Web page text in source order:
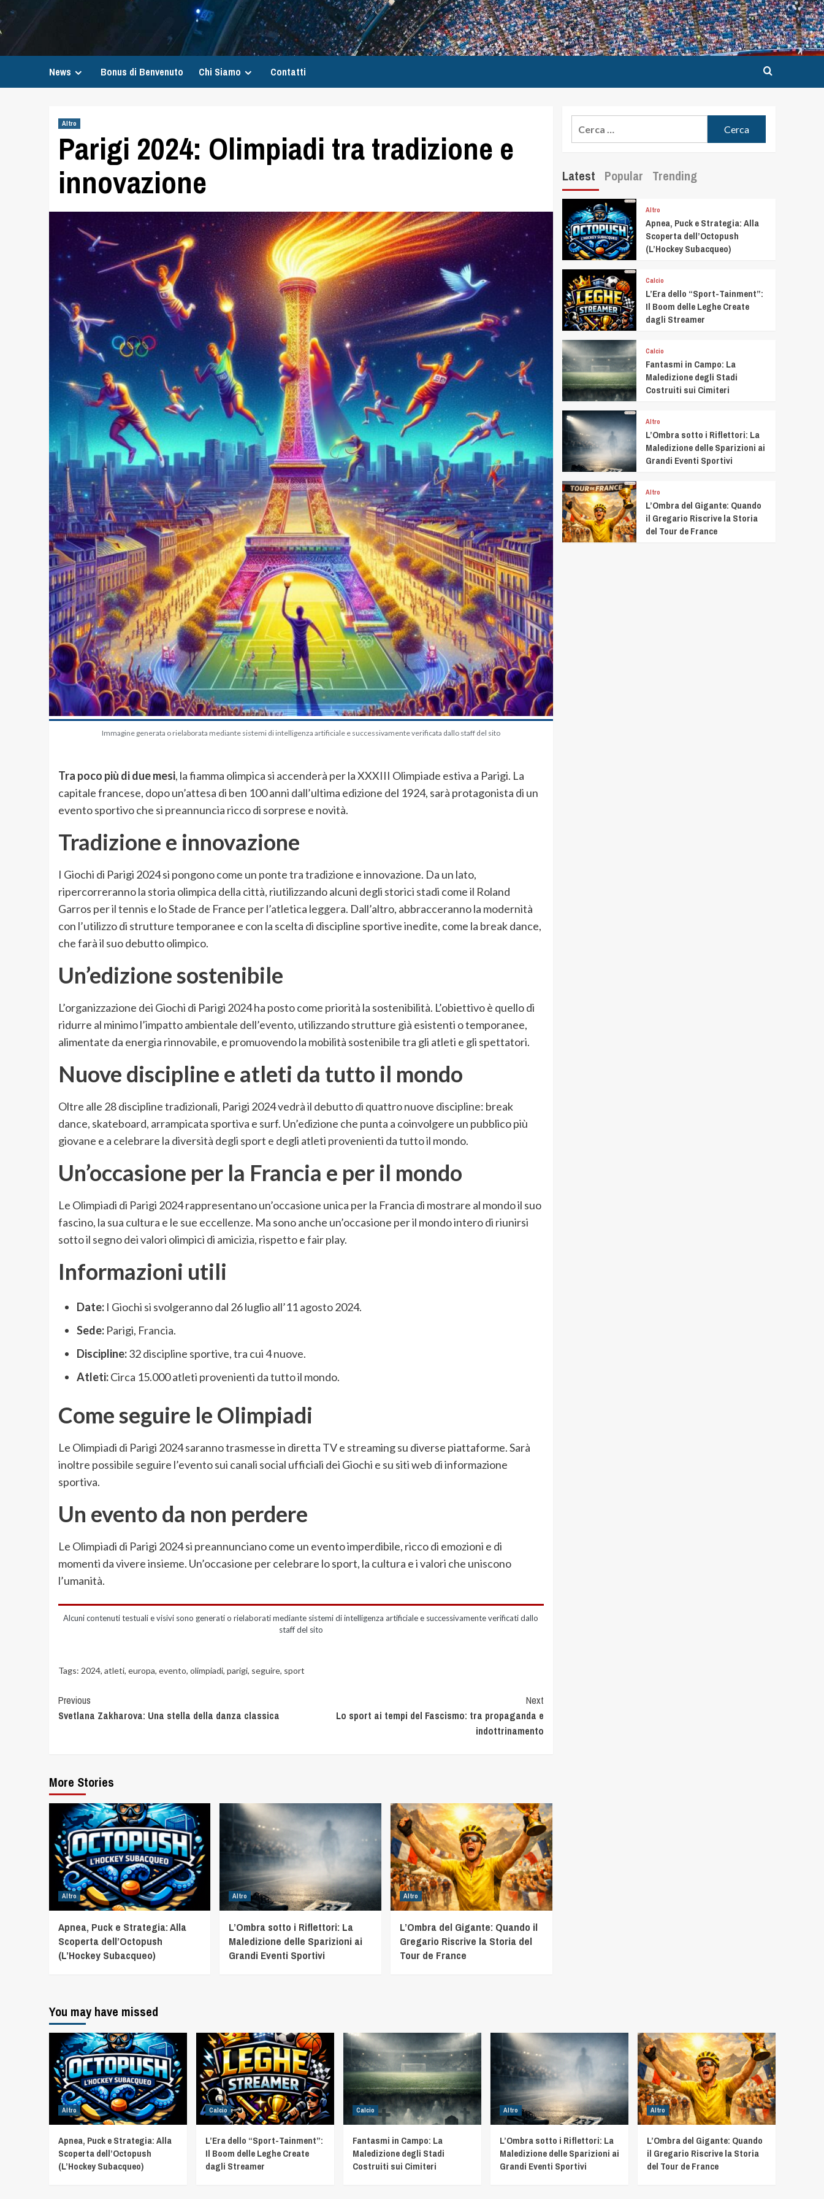
News Bonus di Benvenuto Chi Siamo Contatti
Altro
Parigi 2024: Olimpiadi tra tradizione e
innovazione
Immagine generata o rielaborata mediante sistemi di intelligenza artificiale e successivamente verificata dallo staff del sito
Tra poco più di due mesi, la fiamma olimpica si accenderà per la XXXIII Olimpiade estiva a Parigi. La
capitale francese, dopo un’attesa di ben 100 anni dall’ultima edizione del 1924, sarà protagonista di un
evento sportivo che si preannuncia ricco di sorprese e novità.
Tradizione e innovazione
I Giochi di Parigi 2024 si pongono come un ponte tra tradizione e innovazione. Da un lato,
ripercorreranno la storia olimpica della città, riutilizzando alcuni degli storici stadi come il Roland
Garros per il tennis e lo Stade de France per l’atletica leggera. Dall’altro, abbracceranno la modernità
con l’utilizzo di strutture temporanee e con la scelta di discipline sportive inedite, come la break dance,
che farà il suo debutto olimpico.
Un’edizione sostenibile
L’organizzazione dei Giochi di Parigi 2024 ha posto come priorità la sostenibilità. L’obiettivo è quello di
ridurre al minimo l’impatto ambientale dell’evento, utilizzando strutture già esistenti o temporanee,
alimentate da energia rinnovabile, e promuovendo la mobilità sostenibile tra gli atleti e gli spettatori.
Nuove discipline e atleti da tutto il mondo
Oltre alle 28 discipline tradizionali, Parigi 2024 vedrà il debutto di quattro nuove discipline: break
dance, skateboard, arrampicata sportiva e surf. Un’edizione che punta a coinvolgere un pubblico più
giovane e a celebrare la diversità degli sport e degli atleti provenienti da tutto il mondo.
Un’occasione per la Francia e per il mondo
Le Olimpiadi di Parigi 2024 rappresentano un’occasione unica per la Francia di mostrare al mondo il suo
fascino, la sua cultura e le sue eccellenze. Ma sono anche un’occasione per il mondo intero di riunirsi
sotto il segno dei valori olimpici di amicizia, rispetto e fair play.
Informazioni utili
Date:I Giochi si svolgeranno dal 26 luglio all’11 agosto 2024.
Sede:Parigi, Francia.
Discipline:32 discipline sportive, tra cui 4 nuove.
Atleti:Circa 15.000 atleti provenienti da tutto il mondo.
Come seguire le Olimpiadi
Le Olimpiadi di Parigi 2024 saranno trasmesse in diretta TV e streaming su diverse piattaforme. Sarà
inoltre possibile seguire l’evento sui canali social ufficiali dei Giochi e su siti web di informazione
sportiva.
Un evento da non perdere
Le Olimpiadi di Parigi 2024 si preannunciano come un evento imperdibile, ricco di emozioni e di
momenti da vivere insieme. Un’occasione per celebrare lo sport, la cultura e i valori che uniscono
l’umanità.
Alcuni contenuti testuali e visivi sono generati o rielaborati mediante sistemi di intelligenza artificiale e successivamente verificati dallo
staff del sito
Tags: 2024, atleti, europa, evento, olimpiadi, parigi, seguire, sport
Previous
Svetlana Zakharova: Una stella della danza classica
Next
Lo sport ai tempi del Fascismo: tra propaganda e
indottrinamento
More Stories
Altro
Apnea, Puck e Strategia: Alla
Scoperta dell’Octopush
(L’Hockey Subacqueo)
Altro
L’Ombra sotto i Riflettori: La
Maledizione delle Sparizioni ai
Grandi Eventi Sportivi
Altro
L’Ombra del Gigante: Quando il
Gregario Riscrive la Storia del
Tour de France
Latest Popular Trending
Altro
Apnea, Puck e Strategia: Alla
Scoperta dell’Octopush
(L’Hockey Subacqueo)
Calcio
L’Era dello “Sport-Tainment”:
Il Boom delle Leghe Create
dagli Streamer
Calcio
Fantasmi in Campo: La
Maledizione degli Stadi
Costruiti sui Cimiteri
Altro
L’Ombra sotto i Riflettori: La
Maledizione delle Sparizioni ai
Grandi Eventi Sportivi
Altro
L’Ombra del Gigante: Quando
il Gregario Riscrive la Storia
del Tour de France
You may have missed
Altro
Apnea, Puck e Strategia: Alla
Scoperta dell’Octopush
(L’Hockey Subacqueo)
Calcio
L’Era dello “Sport-Tainment”:
Il Boom delle Leghe Create
dagli Streamer
Calcio
Fantasmi in Campo: La
Maledizione degli Stadi
Costruiti sui Cimiteri
Altro
L’Ombra sotto i Riflettori: La
Maledizione delle Sparizioni ai
Grandi Eventi Sportivi
Altro
L’Ombra del Gigante: Quando
il Gregario Riscrive la Storia
del Tour de France